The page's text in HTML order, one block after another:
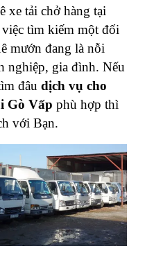
xe tải chở hàng tại
tìm kiếm một đối
mướn đang là nỗi
nghiệp, gia đình. Nếu
đâu dịch vụ cho
Gò Vấp phù hợp thì
với Bạn.